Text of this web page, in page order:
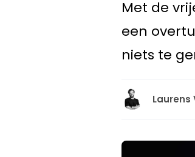
Met de
een
niets te
Laurens